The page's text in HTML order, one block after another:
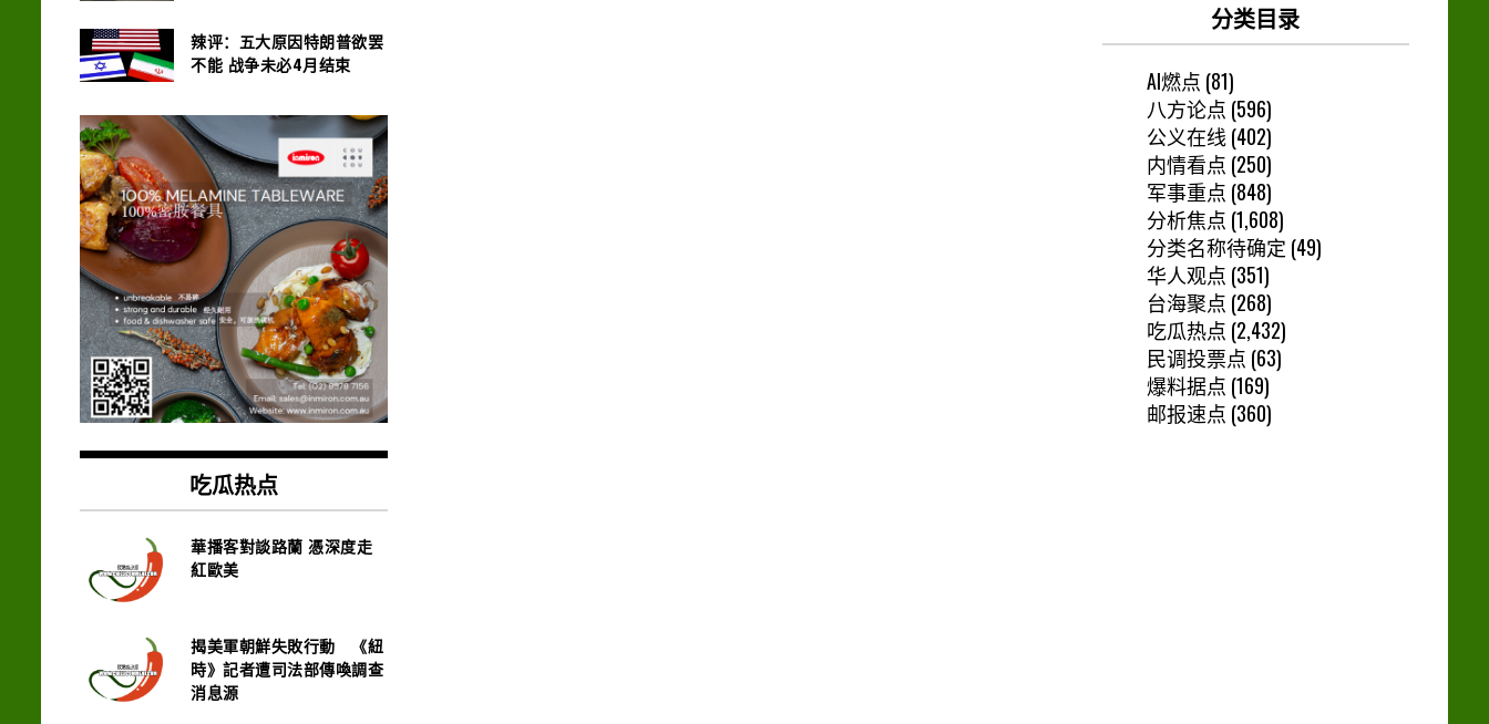
辣评：五大原因特朗普欲罢
不能 战争未必4月结束
吃瓜热点
華播客對談路蘭 憑深度走
紅歐美
揭美軍朝鮮失敗行動 《紐
時》記者遭司法部傳喚調查
消息源
分类目录
AI燃点 (81)
八方论点 (596)
公义在线(402)
内情看点 (250)
军事重点 (848)
分析焦点 (1,608)
分类名称待确定 (49)
华人观点 (351)
台海聚点 (268)
吃瓜热点 (2,432)
民调投票点 (63)
爆料据点 (169)
邮报速点 (360)